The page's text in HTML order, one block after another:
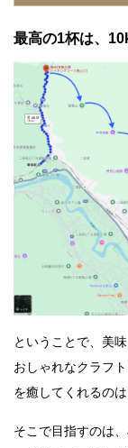
扇子
最高の1杯は、
ということで、美
おしゃれなクラフ
を癒してくれるの
そこで目指すのは